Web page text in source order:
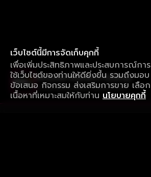
เว็บไซต์นี้มีการจัดเก็บคุกกี้
เพื่อเพิ่มประสิทธิภาพและประสบการณ์การ
ใช้เว็บไซต์ของท่านให้ดียิ่งขึ้น รวมถึงมอบ
ข้อเสนอ กิจกรรม ส่งเสริมการขาย เลือก
เนื้อหาที่เหมาะสมให้กับท่าน นโยบายคุกกี้
ใช้งานแอป ลื่นไหลกว่า ไม่มีสะดุด
ดาวน์โหลดแอปเพื่อการรับชมที่ดีกว่า